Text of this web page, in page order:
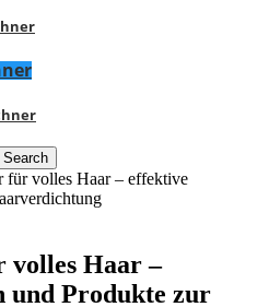
für volles Haar – effektive
Haar –
und Produkte zur